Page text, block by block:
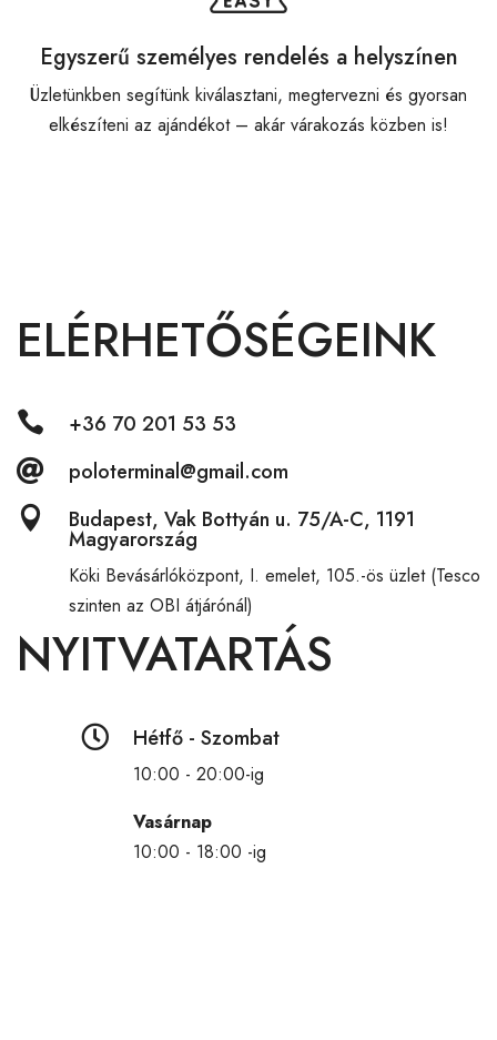
Egyszerű személyes rendelés a helyszínen
Üzletünkben segítünk kiválasztani, megtervezni és gyorsan
elkészíteni az ajándékot – akár várakozás közben is!
ELÉRHETŐSÉGEINK
 +36 70 201 53 53
 poloterminal@gmail.com
 Budapest, Vak Bottyán u. 75/A-C, 1191
Magyarország
Köki Bevásárlóközpont, I. emelet, 105.-ös üzlet (Tesco
szinten az OBI átjárónál)
NYITVATARTÁS
 Hétfő - Szombat
10:00 - 20:00-ig
Vasárnap
10:00 - 18:00 -ig